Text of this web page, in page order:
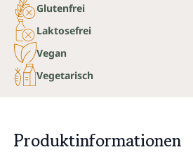
Glutenfrei
Laktosefrei
Vegan
Vegetarisch
Produktinformationen